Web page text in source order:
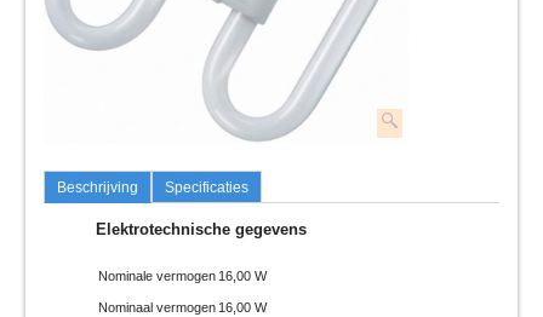
Beschrijving Specificaties
Elektrotechnische gegevens
Nominale vermogen 16,00 W
Nominaal vermogen 16,00 W